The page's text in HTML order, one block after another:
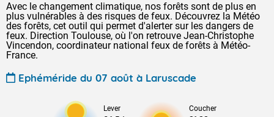
Avec le changement climatique, nos forêts sont de plus en
plus vulnérables à des risques de feux. Découvrez la Météo
des forêts, cet outil qui permet d'alerter sur les dangers de
feux. Direction Toulouse, où l'on retrouve Jean-Christophe
Vincendon, coordinateur national feux de forêts à Météo-
France.
Ephéméride du 07 août à Laruscade
Lever Coucher